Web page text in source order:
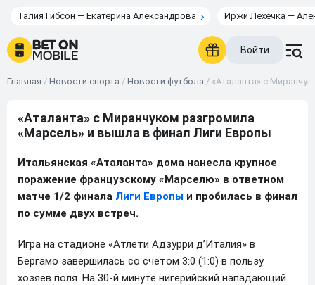
Талия Гибсон — Екатерина Александрова Иржи Лехечка —
Войти
Главная / Новости спорта / Новости футбола / «Аталанта» с
«Аталанта» с Миранчуком разгромила
«Марсель» и вышла в финал Лиги Европы
Итальянская «Аталанта» дома нанесла крупное
поражение французскому «Марселю» в ответном
матче 1/2 финала Лиги Европы и пробилась в финал
по сумме двух встреч.
Игра на стадионе «Атлети Адзурри д’Италия» в
Бергамо завершилась со счетом 3:0 (1:0) в пользу
хозяев поля. На 30-й минуте нигерийский нападающий